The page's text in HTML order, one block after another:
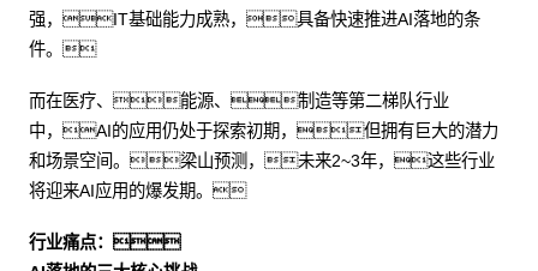
强，IT基础能力成熟，具备快速推进AI落地的条
件。
而在医疗、能源、制造等第二梯队行业
中，AI的应用仍处于探索初期，但拥有巨大的潜力
和场景空间。梁山预测，未来2~3年，这些行业
将迎来AI应用的爆发期。
行业痛点：